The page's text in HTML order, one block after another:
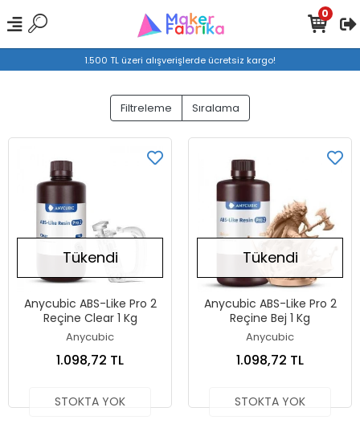
1.500 TL üzeri alışverişlerde ücretsiz kargo!
0
Filtreleme Sıralama
Tükendi
Anycubic ABS-Like Pro 2
Reçine Clear 1 Kg
Anycubic
1.098,72 TL
STOKTA YOK
Tükendi
Anycubic ABS-Like Pro 2
Reçine Bej 1 Kg
Anycubic
1.098,72 TL
STOKTA YOK